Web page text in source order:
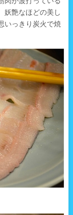
妖艶なほどの美し
いっきり炭火で焼